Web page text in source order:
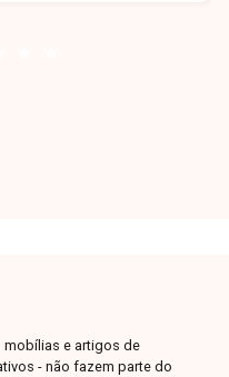
delas com closet e
mobílias e artigos de
- não fazem parte do